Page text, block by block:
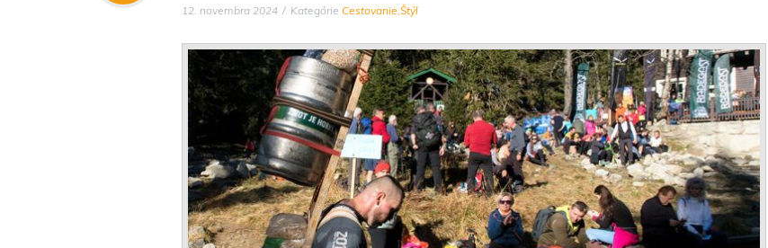
12. novembra 2024 Kategórie Cestovanie,Štýl